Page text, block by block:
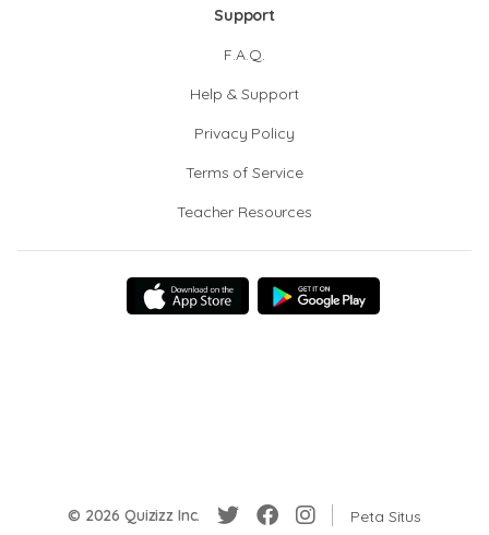
Support
F.A.Q.
Help & Support
Privacy Policy
Terms of Service
Teacher Resources
© 2026 Quizizz Inc. Peta Situs